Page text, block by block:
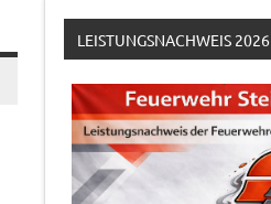
LEISTUNGSNACHWEIS 2026